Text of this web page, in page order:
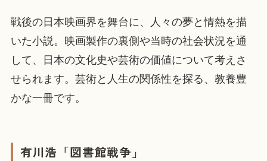
戦後の日本映画界を舞台に、人々の夢と情熱を描
いた小説。映画製作の裏側や当時の社会状況を通
して、日本の文化史や芸術の価値について考えさ
せられます。芸術と人生の関係性を探る、教養豊
かな一冊です。
有川浩「図書館戦争」